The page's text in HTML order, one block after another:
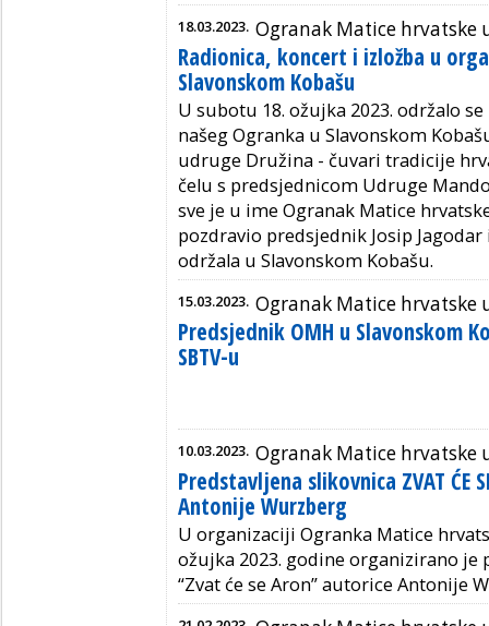
18.03.2023. Ogranak Matice hrvatske
Radionica, koncert i izložba u
Slavonskom Kobašu
U subotu 18. ožujka 2023. održalo
našeg Ogranka u Slavonskom
udruge Družina - čuvari tradicije
čelu s predsjednicom Udruge
sve je u ime Ogranak Matice
pozdravio predsjednik Josip
održala u Slavonskom Kobašu.
15.03.2023. Ogranak Matice hrvatske
Predsjednik OMH u Slavonskom
SBTV-u
10.03.2023. Ogranak Matice hrvatske
Predstavljena slikovnica ZVAT ĆE
Antonije Wurzberg
U organizaciji Ogranka Matice
ožujka 2023. godine organizirano je
“Zvat će se Aron” autorice Antonije